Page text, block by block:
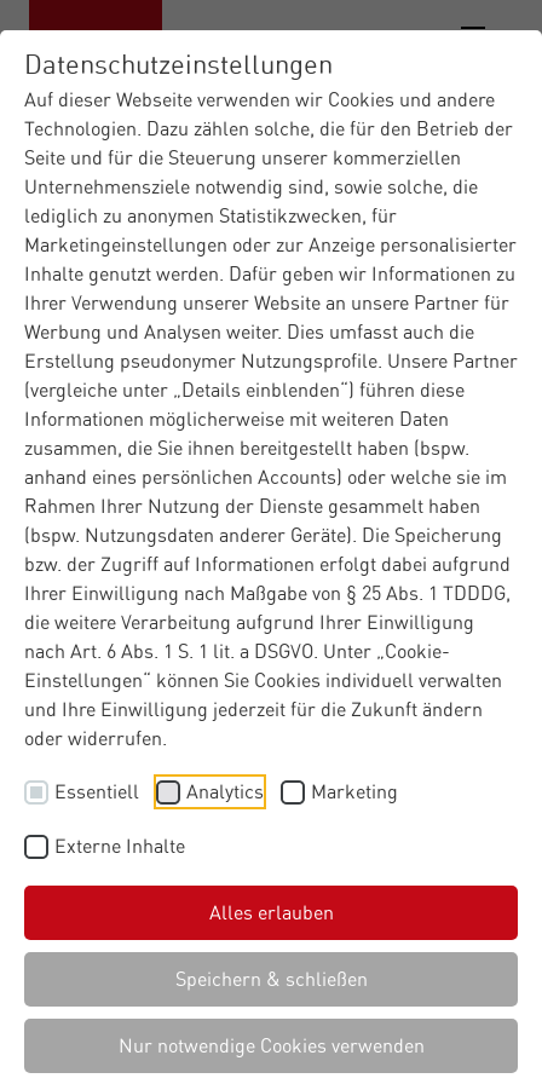
Datenschutzeinstellungen
Auf dieser Webseite verwenden wir Cookies und andere
Technologien. Dazu zählen solche, die für den Betrieb der
Seite und für die Steuerung unserer kommerziellen
Unternehmensziele notwendig sind, sowie solche, die
lediglich zu anonymen Statistikzwecken, für
Marketingeinstellungen oder zur Anzeige personalisierter
Inhalte genutzt werden. Dafür geben wir Informationen zu
Ihrer Verwendung unserer Website an unsere Partner für
Werbung und Analysen weiter. Dies umfasst auch die
Erstellung pseudonymer Nutzungsprofile. Unsere Partner
(vergleiche unter „Details einblenden“) führen diese
Informationen möglicherweise mit weiteren Daten
zusammen, die Sie ihnen bereitgestellt haben (bspw.
anhand eines persönlichen Accounts) oder welche sie im
Rahmen Ihrer Nutzung der Dienste gesammelt haben
(bspw. Nutzungsdaten anderer Geräte). Die Speicherung
bzw. der Zugriff auf Informationen erfolgt dabei aufgrund
Ihrer Einwilligung nach Maßgabe von § 25 Abs. 1 TDDDG,
die weitere Verarbeitung aufgrund Ihrer Einwilligung
nach Art. 6 Abs. 1 S. 1 lit. a DSGVO. Unter „Cookie-
Einstellungen“ können Sie Cookies individuell verwalten
und Ihre Einwilligung jederzeit für die Zukunft ändern
oder widerrufen.
Essentiell Analytics Marketing
Externe Inhalte
Alles erlauben
Speichern & schließen
Nur notwendige Cookies verwenden
Materna IT-Dienstleister| Insights|Presse
|Materna richtet Bereich D...
Dortmund17.04.2025
Presse
Corporate
Cyber Security
Public Sector
Defence
Materna richtet
Bereich Defence
strategisch neu aus
IT-Dienstleister positioniert sich als starker Partner der
Bundeswehr und stärkt die digitale Souveränität im
Verteidigungsumfeld
Die Materna-Gruppe richtet ihr Cyber- und IT-
Engagement für den Verteidigungsbereich strategisch
neu aus und stärkt damit ihre Position als verlässlicher
Partner der Bundeswehr. Im Fokus stehen dabei der
Digitalisierung militärischer Führungs- und
Unterstützungsprozesse sowie die Entwicklung sicherer
Plattformlösungen für den Einsatz im In- und Ausland.
kontinuierlich – unter anderem durch Cyber-